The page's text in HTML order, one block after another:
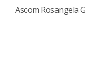
Ascom Rosangela